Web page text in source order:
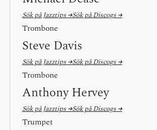
Sök på Jazztips →Sök på Discogs →
Trombone
Steve Davis
Sök på Jazztips →Sök på Discogs →
Trombone
Anthony Hervey
Sök på Jazztips →Sök på Discogs →
Trumpet